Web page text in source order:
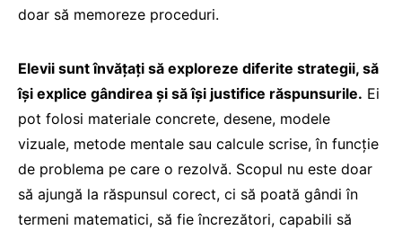
doar să memoreze proceduri.
Elevii sunt învățați să exploreze diferite strategii, să
își explice gândirea și să își justifice răspunsurile. Ei
pot folosi materiale concrete, desene, modele
vizuale, metode mentale sau calcule scrise, în funcție
de problema pe care o rezolvă. Scopul nu este doar
să ajungă la răspunsul corect, ci să poată gândi în
termeni matematici, să fie încrezători, capabili să